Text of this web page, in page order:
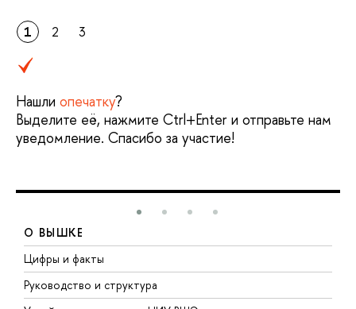
1 2 3
Нашли опечатку?
Выделите её, нажмите Ctrl+Enter и отправьте нам
уведомление. Спасибо за участие!
О ВЫШКЕ
Цифры и факты
Руководство и структура